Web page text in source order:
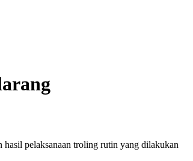
hasil pelaksanaan troling rutin yang dilakukan